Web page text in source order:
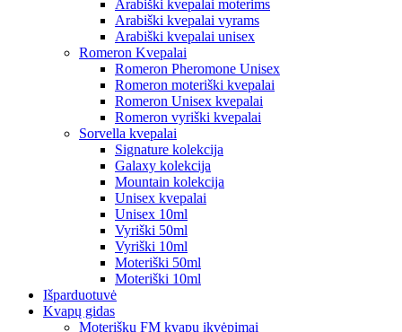
Arabiški kvepalai moterims
Arabiški kvepalai vyrams
Arabiški kvepalai unisex
Romeron Kvepalai
Romeron Pheromone Unisex
Romeron moteriški kvepalai
Romeron Unisex kvepalai
Romeron vyriški kvepalai
Sorvella kvepalai
Signature kolekcija
Galaxy kolekcija
Mountain kolekcija
Unisex kvepalai
Unisex 10ml
Vyriški 50ml
Vyriški 10ml
Moteriški 50ml
Moteriški 10ml
Išparduotuvė
Kvapų gidas
Moteriškų FM kvapų įkvėpimai